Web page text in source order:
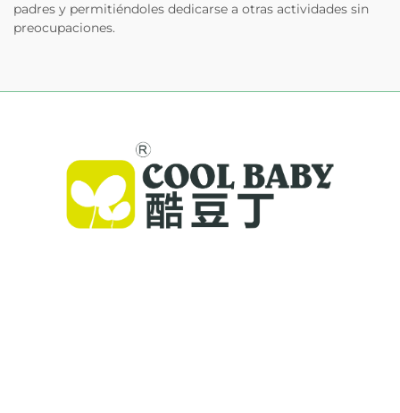
padres y permitiéndoles dedicarse a otras actividades sin
preocupaciones.